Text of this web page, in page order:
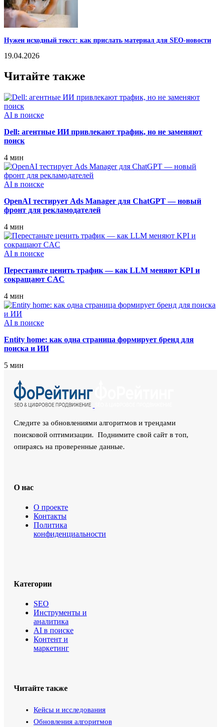
Нужен исходный текст: как прислать материал для SEO-новости
19.04.2026
Читайте также
AI в поиске
Dell: агентные ИИ привлекают трафик, но не заменяют
поиск
4 мин
AI в поиске
OpenAI тестирует Ads Manager для ChatGPT — новый
фронт для рекламодателей
4 мин
AI в поиске
Перестаньте ценить трафик — как LLM меняют KPI и
сокращают CAC
4 мин
AI в поиске
Entity home: как одна страница формирует бренд для
поиска и ИИ
5 мин
Следите за обновлениями алгоритмов и трендами
поисковой оптимизации. Поднимите свой сайт в топ,
опираясь на проверенные данные.
О нас
О проекте
Контакты
Политика
конфиденциальности
Категории
SEO
Инструменты и
аналитика
AI в поиске
Контент и
маркетинг
Читайте также
Кейсы и исследования
Обновления алгоритмов